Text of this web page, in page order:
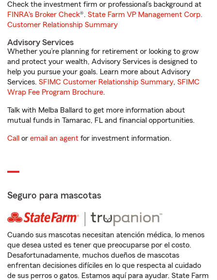
Check the investment firm or professional’s background at
FINRA's Broker Check®. State Farm VP Management Corp.
Customer Relationship Summary
Advisory Services
Whether you’re planning for retirement or looking to grow
and protect your wealth, Advisory Services is designed to
help you pursue your goals. Learn more about Advisory
Services. SFIMC Customer Relationship Summary, SFIMC
Wrap Fee Program Brochure.
Talk with Melba Ballard to get more information about
mutual funds in Tamarac, FL and financial opportunities.
Call or email an agent for investment information.
Seguro para mascotas
Cuando sus mascotas necesitan atención médica, lo menos
que desea usted es tener que preocuparse por el costo.
Desafortunadamente, muchos dueños de mascotas
enfrentan decisiones difíciles en lo que respecta al cuidado
de sus perros o gatos. Estamos aquí para ayudar. State Farm